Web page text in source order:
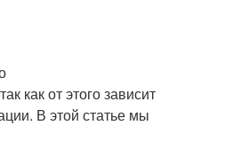
как от этого зависит
В этой статье мы